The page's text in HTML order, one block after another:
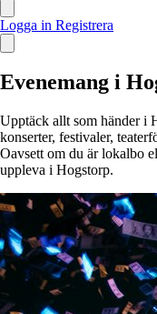
Logga in Registrera
Evenemang i
Upptäck allt som händer i
konserter, festivaler,
Oavsett om du är lokalbo
uppleva i Hogstorp.